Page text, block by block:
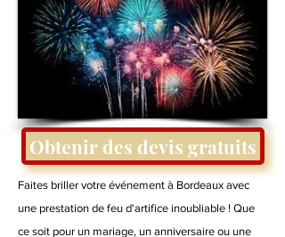
Obtenir des devis gratuits
Faites briller votre événement à Bordeaux avec
une prestation de feu d'artifice inoubliable ! Que
ce soit pour un mariage, un anniversaire ou une